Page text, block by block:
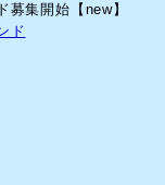
集開始【new】
ド